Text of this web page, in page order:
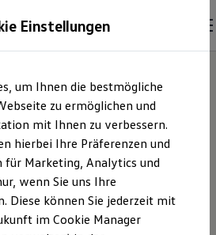
Modelle |
dieser Seite ist die Autohaus Belling
Einstellungen
um Ihnen die bestmögliche
zu ermöglichen und
mit Ihnen zu verbessern.
hierbei Ihre Präferenzen und
für Marketing, Analytics und
wenn Sie uns Ihre
Diese können Sie jederzeit mit
im Cookie Manager